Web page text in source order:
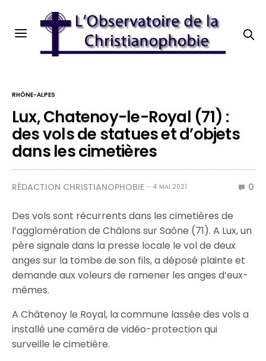
RHÔNE-ALPES
Lux, Chatenoy-le-Royal (71) :
des vols de statues et d’objets
dans les cimetières
RÉDACTION CHRISTIANOPHOBIE 4 MAI 2021 0
Des vols sont récurrents dans les cimetières de
l’agglomération de Châlons sur Saône (71). A Lux, un
père signale dans la presse locale le vol de deux
anges sur la tombe de son fils, a déposé plainte et
demande aux voleurs de ramener les anges d’eux-
mêmes.
A Châtenoy le Royal, la commune lassée des vols a
installé une caméra de vidéo-protection qui
surveille le cimetière.